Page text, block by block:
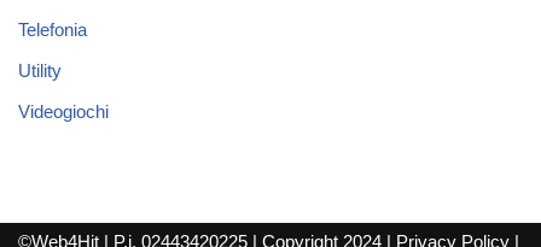
Telefonia
Utility
Videogiochi
©Web4Hit | P.i. 02443420225 | Copyright 2024 | Privacy Policy |